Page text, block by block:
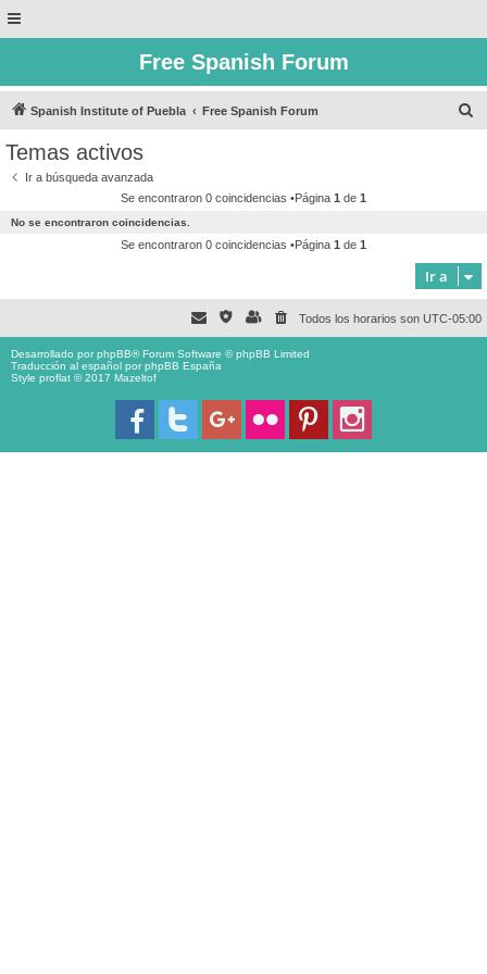
Free Spanish Forum
Spanish Institute of Puebla Free Spanish Forum
Temas activos
Ir a búsqueda avanzada
Se encontraron 0 coincidencias •Página 1 de 1
No se encontraron coincidencias.
Se encontraron 0 coincidencias •Página 1 de 1
Ir a
Todos los horarios son UTC-05:00
Desarrollado porphpBB® Forum Software © phpBB Limited
Traducción al español porphpBB España
Style proflat © 2017 Mazeltof